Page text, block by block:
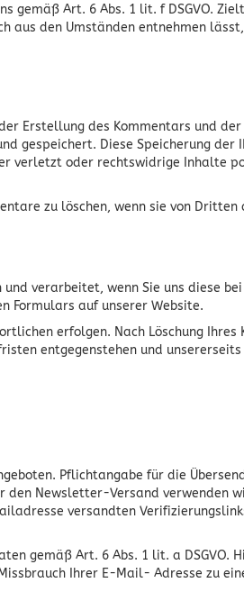
Art. 6 Abs. 1 lit. f DSGVO.
aus den Umständen entnehmen
Erstellung des Kommentars und
gespeichert. Diese Speicherung der
verletzt oder rechtswidrige Inhalte
zu löschen, wenn sie von
verarbeitet, wenn Sie uns diese
Formulars auf unserer Website.
erfolgen. Nach Löschung
entgegenstehen und
Pflichtangabe für die
Newsletter-Versand verwenden
versandten
gemäß Art. 6 Abs. 1 lit. a DSGVO.
Ihrer E-Mail- Adresse zu